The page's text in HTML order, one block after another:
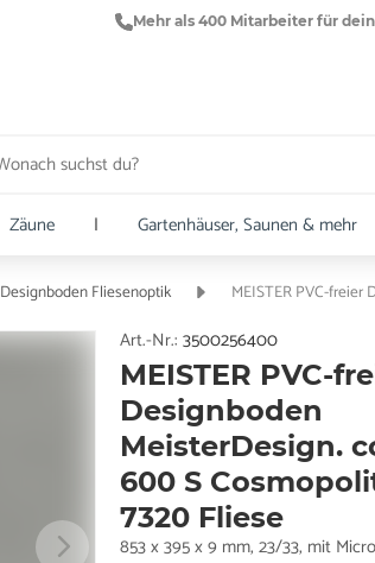
Mehr als 400 Mitarbeiter für
Zäune | Gartenhäuser, Saunen & mehr
Designboden Fliesenoptik MEISTER PVC-
Art.-Nr.: 3500256400
MEISTER PVC-
Designboden
MeisterDesign.
600 S
7320 Fliese
853 x 395 x 9 mm, 23/33, mit